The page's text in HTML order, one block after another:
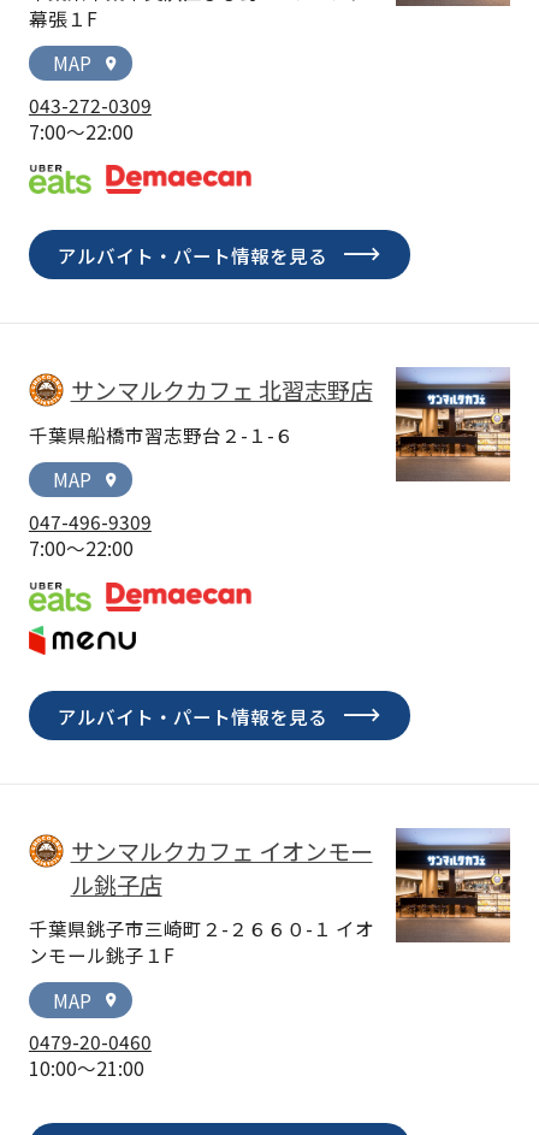
幕張１F
MAP
location_on
043-272-0309
7:00～22:00
アルバイト・パート情報を見る
サンマルクカフェ 北習志野店
千葉県船橋市習志野台２-１-６
MAP
location_on
047-496-9309
7:00～22:00
アルバイト・パート情報を見る
サンマルクカフェ イオンモー
ル銚子店
千葉県銚子市三崎町２-２６６０-１ イオ
ンモール銚子１F
MAP
location_on
0479-20-0460
10:00～21:00